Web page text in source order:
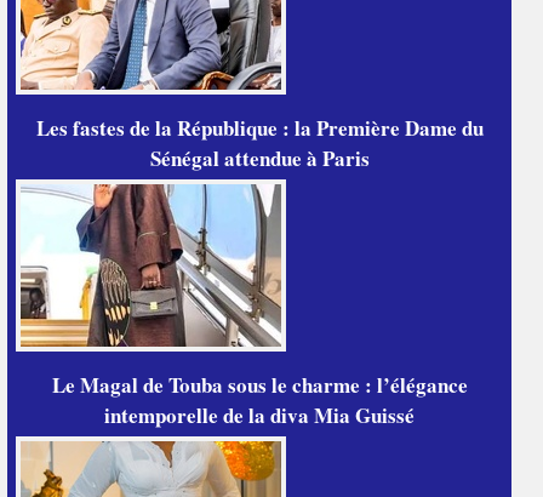
Les fastes de la République : la Première Dame du
Sénégal attendue à Paris
Le Magal de Touba sous le charme : l’élégance
intemporelle de la diva Mia Guissé